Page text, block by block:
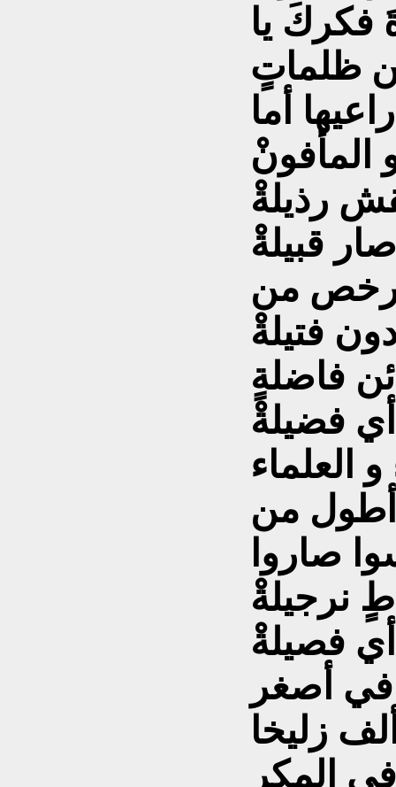
فكركَ يا
ظلماتٍ
أما
المأفونْ
رذيلةْ
قبيلةْ
من
فتيلةْ
فاضلةٍ
فضيلةْ
العلماء
أطول من
صاروا
نرجيلةْ
فصيلةْ
أصغر
زليخا
المكر